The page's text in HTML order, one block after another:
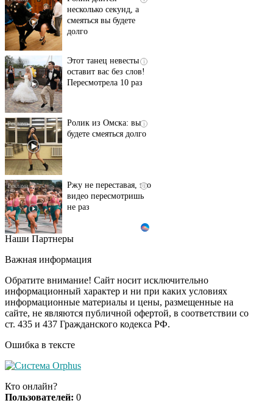
несколько секунд, а
смеяться вы будете
i
Этот танец невесты
оставит вас без слов!
Пересмотрела 10 раз
i
Ролик из Омска: вы
будете смеяться долго
i
Ржу не переставая, это
видео пересмотришь
не раз
Канадская гимнастка
призналась, чем ее
разочаровала Москва
i
Ролик длится пару
секунд, но вы будете в
шоке от увиденного
Королева вагона
Наши Партнеры
Важная информация
Обратите внимание! Сайт носит исключительно
информационный характер и ни при каких условиях
информационные материалы и цены, размещенные на
сайте, не являются публичной офертой, в соответствии со
ст. 435 и 437 Гражданского кодекса РФ.
Ошибка в тексте
Кто онлайн?
Пользователей: 0